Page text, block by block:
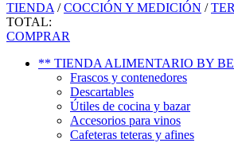
TIENDA/COCCIÓN Y MEDICIÓN /
TOTAL:
COMPRAR
** TIENDA ALIMENTARIO BY
Frascos y contenedores
Descartables
Útiles de cocina y bazar
Accesorios para vinos
Cafeteras teteras y afines